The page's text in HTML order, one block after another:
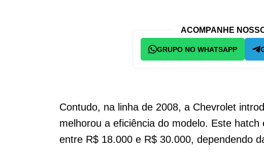
ACOMPANHE
GRUPO NO WHATSAPP
Contudo, na linha de 2008, a Chevrolet
melhorou a eficiência do modelo. Este
entre R$ 18.000 e R$ 30.000, dependendo